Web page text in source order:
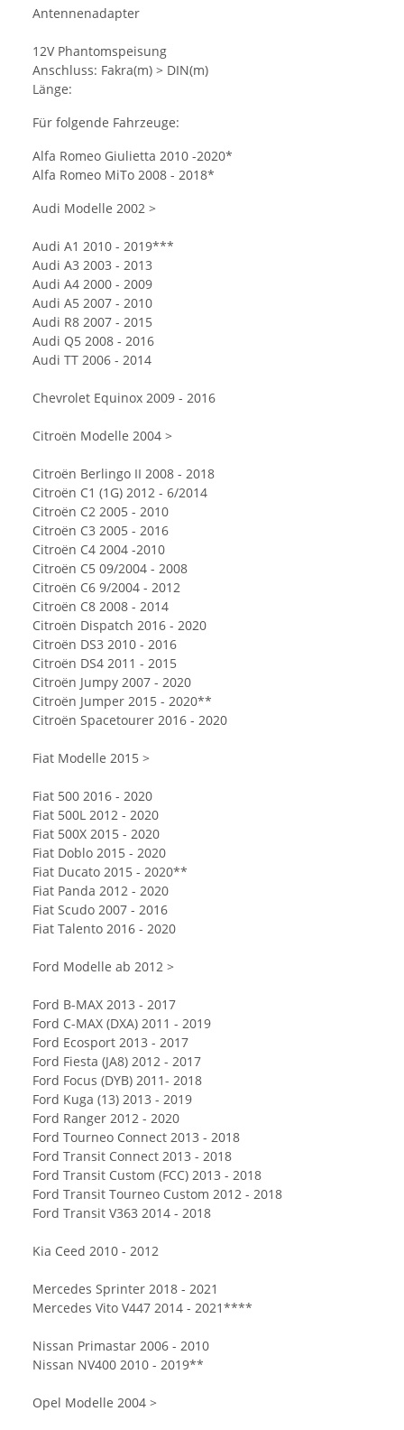
Antennenadapter
12V Phantomspeisung
Anschluss: Fakra(m) > DIN(m)
Länge:
Für folgende Fahrzeuge:
Alfa Romeo Giulietta 2010 -2020*
Alfa Romeo MiTo 2008 - 2018*
Audi Modelle 2002 >
Audi A1 2010 - 2019***
Audi A3 2003 - 2013
Audi A4 2000 - 2009
Audi A5 2007 - 2010
Audi R8 2007 - 2015
Audi Q5 2008 - 2016
Audi TT 2006 - 2014
Chevrolet Equinox 2009 - 2016
Citroën Modelle 2004 >
Citroën Berlingo II 2008 - 2018
Citroën C1 (1G) 2012 - 6/2014
Citroën C2 2005 - 2010
Citroën C3 2005 - 2016
Citroën C4 2004 -2010
Citroën C5 09/2004 - 2008
Citroën C6 9/2004 - 2012
Citroën C8 2008 - 2014
Citroën Dispatch 2016 - 2020
Citroën DS3 2010 - 2016
Citroën DS4 2011 - 2015
Citroën Jumpy 2007 - 2020
Citroën Jumper 2015 - 2020**
Citroën Spacetourer 2016 - 2020
Fiat Modelle 2015 >
Fiat 500 2016 - 2020
Fiat 500L 2012 - 2020
Fiat 500X 2015 - 2020
Fiat Doblo 2015 - 2020
Fiat Ducato 2015 - 2020**
Fiat Panda 2012 - 2020
Fiat Scudo 2007 - 2016
Fiat Talento 2016 - 2020
Ford Modelle ab 2012 >
Ford B-MAX 2013 - 2017
Ford C-MAX (DXA) 2011 - 2019
Ford Ecosport 2013 - 2017
Ford Fiesta (JA8) 2012 - 2017
Ford Focus (DYB) 2011- 2018
Ford Kuga (13) 2013 - 2019
Ford Ranger 2012 - 2020
Ford Tourneo Connect 2013 - 2018
Ford Transit Connect 2013 - 2018
Ford Transit Custom (FCC) 2013 - 2018
Ford Transit Tourneo Custom 2012 - 2018
Ford Transit V363 2014 - 2018
Kia Ceed 2010 - 2012
Mercedes Sprinter 2018 - 2021
Mercedes Vito V447 2014 - 2021****
Nissan Primastar 2006 - 2010
Nissan NV400 2010 - 2019**
Opel Modelle 2004 >